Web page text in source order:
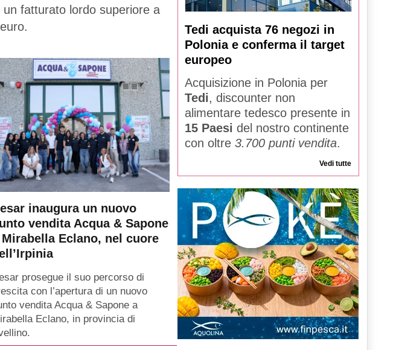
un fatturato lordo superiore a
inaugura un nuovo
vendita Acqua & Sapone
Mirabella Eclano, nel cuore
prosegue il suo percorso di
con l’apertura di un nuovo
vendita Acqua & Sapone a
Eclano, in provincia di
Tedi acquista 76 negozi in
Polonia e conferma il target
europeo
Acquisizione in Polonia per
Tedi, discounter non
alimentare tedesco presente in
15 Paesi del nostro continente
con oltre 3.700 punti vendita.
Vedi tutte